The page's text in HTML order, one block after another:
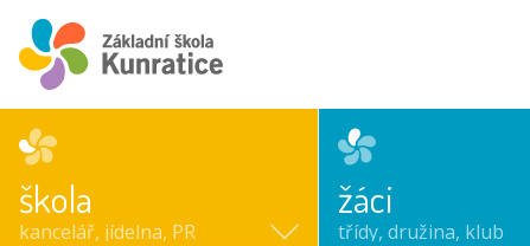
škola
kancelář, jídelna, PR
žáci
třídy, družina, klub